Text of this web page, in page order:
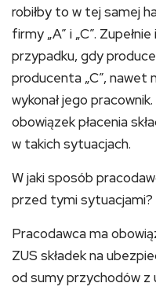
robiłby to w tej samej
firmy „A” i „C”.
przypadku, gdy
producenta „C”, nawet
wykonał jego
obowiązek płacenia
w takich sytuacjach.
W jaki sposób
przed tymi sytuacjami?
Pracodawca ma
ZUS składek na
od sumy przychodów z